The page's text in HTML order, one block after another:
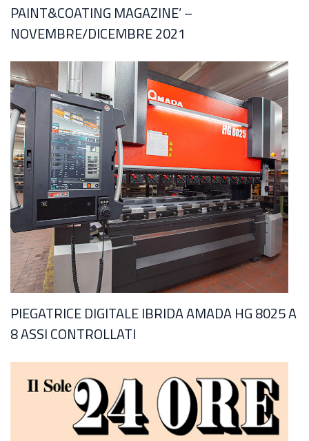
PAINT&COATING MAGAZINE’ –
NOVEMBRE/DICEMBRE 2021
PIEGATRICE DIGITALE IBRIDA AMADA HG 8025 A
8 ASSI CONTROLLATI